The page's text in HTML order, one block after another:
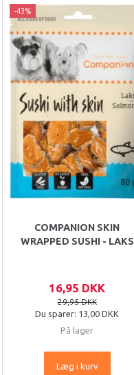
-43%
COMPANION SKIN
WRAPPED SUSHI - LAKS
16,95 DKK
29,95 DKK
Du sparer: 13,00 DKK
På lager
Læg i kurv